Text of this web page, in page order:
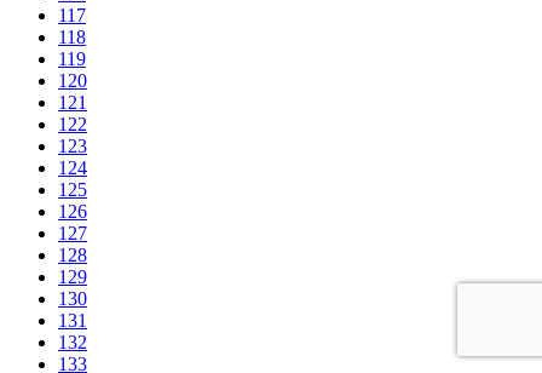
117
118
119
120
121
122
123
124
125
126
127
128
129
130
131
132
133